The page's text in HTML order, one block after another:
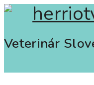
Veterinár